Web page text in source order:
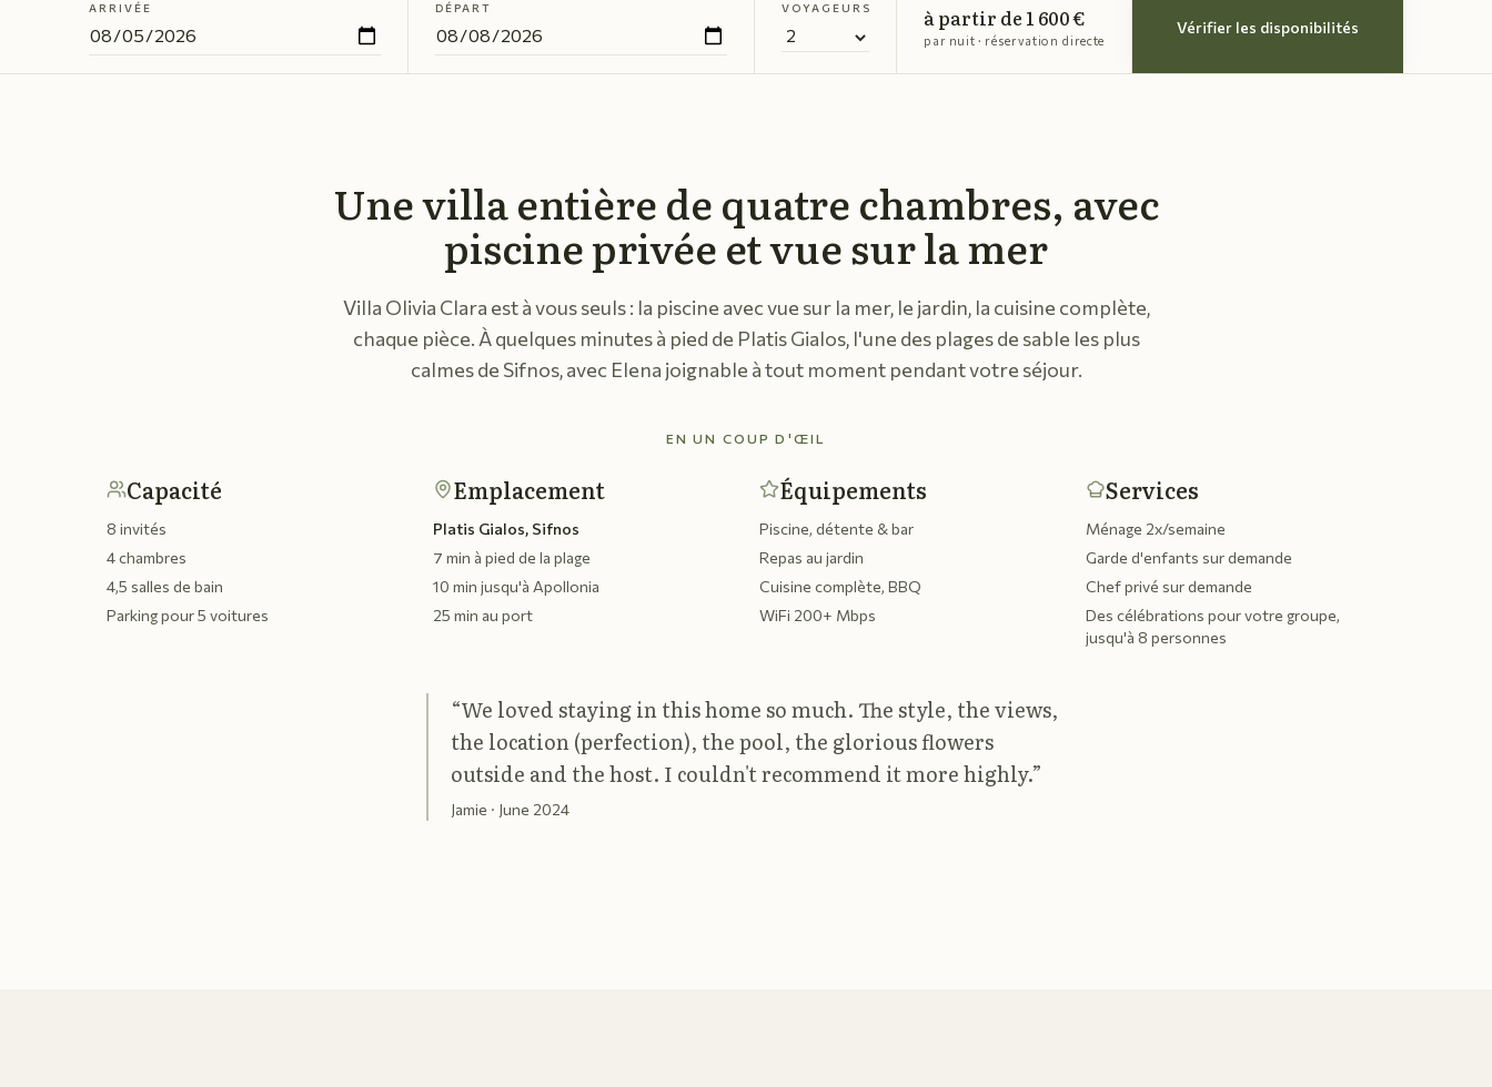
ARRIVÉE DÉPART VOYAGEURS à partir de 1 600 €
par nuit · réservation directe
Vérifier les disponibilités
Une villa entière de quatre chambres, avec
piscine privée et vue sur la mer
Villa Olivia Clara est à vous seuls : la piscine avec vue sur la mer, le jardin, la cuisine complète,
chaque pièce. À quelques minutes à pied de Platis Gialos, l'une des plages de sable les plus
calmes de Sifnos, avec Elena joignable à tout moment pendant votre séjour.
EN UN COUP D'ŒIL
Capacité
8 invités
4 chambres
4,5 salles de bain
Parking pour 5 voitures
Emplacement
Platis Gialos, Sifnos
7 min à pied de la plage
10 min jusqu'à Apollonia
25 min au port
Équipements
Piscine, détente & bar
Repas au jardin
Cuisine complète, BBQ
WiFi 200+ Mbps
Services
Ménage 2x/semaine
Garde d'enfants sur demande
Chef privé sur demande
Des célébrations pour votre groupe,
jusqu'à 8 personnes
“We loved staying in this home so much. The style, the views,
the location (perfection), the pool, the glorious flowers
outside and the host. I couldn't recommend it more highly.”
Jamie · June 2024